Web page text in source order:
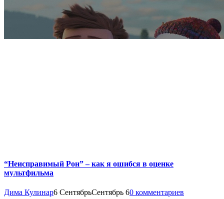
“Неисправимый Рон” – как я ошибся в оценке
мультфильма
Дима Кулинар6 СентябрьСентябрь 60 комментариев